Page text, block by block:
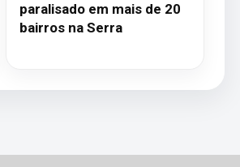
paralisado em mais de 20
bairros na Serra